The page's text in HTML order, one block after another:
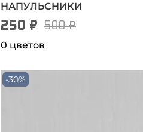
НАПУЛЬСНИКИ
250 ₽ 500 ₽
0 цветов
-30%